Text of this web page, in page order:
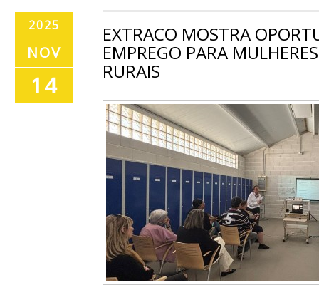
2025
NOV
14
EXTRACO MOSTRA
EMPREGO PARA
RURAIS